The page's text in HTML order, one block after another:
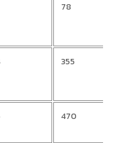
78
355
470